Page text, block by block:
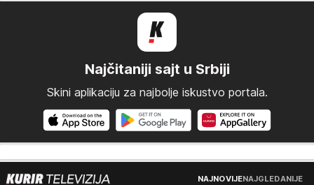
Najčitaniji sajt u Srbiji
Skini aplikaciju za najbolje iskustvo portala.
NAJNOVIJENAJGLEDANIJE